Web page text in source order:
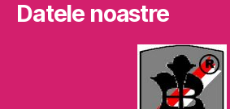
Datele noastre